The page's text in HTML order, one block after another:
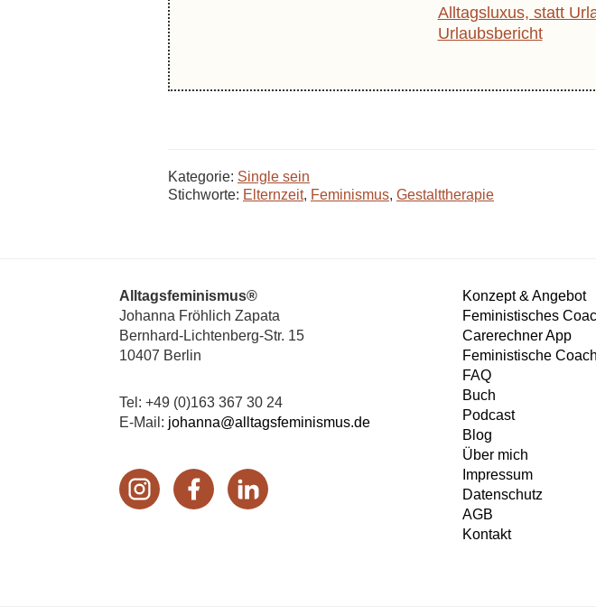
Alltagsluxus, statt
Urlaubsbericht
Kategorie: Single sein
Stichworte: Elternzeit, Feminismus, Gestalttherapie
Alltagsfeminismus®
Johanna Fröhlich Zapata
Bernhard-Lichtenberg-Str. 15
10407 Berlin
Tel: +49 (0)163 367 30 24
E-Mail: johanna@alltagsfeminismus.de
Konzept & Angebot
Feministisches
Carerechner App
Feministische
FAQ
Buch
Podcast
Blog
Über mich
Impressum
Datenschutz
AGB
Kontakt